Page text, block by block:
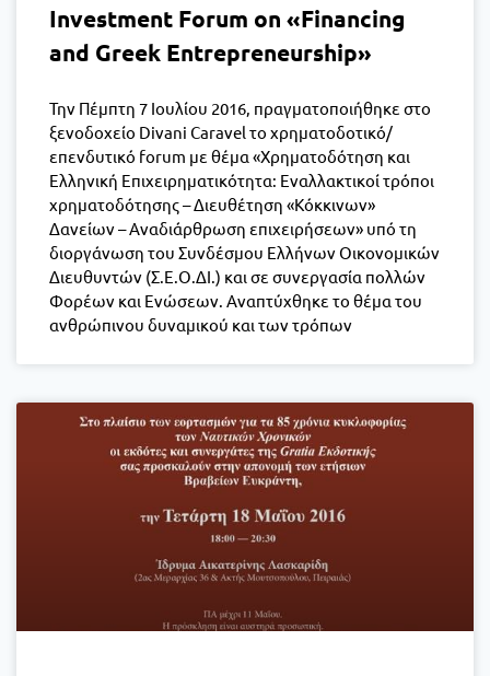
Investment Forum on «Financing
and Greek Entrepreneurship»
Την Πέμπτη 7 Ιουλίου 2016, πραγματοποιήθηκε στο
ξενοδοχείο Divani Caravel το χρηματοδοτικό/
επενδυτικό forum με θέμα «Χρηματοδότηση και
Ελληνική Επιχειρηματικότητα: Εναλλακτικοί τρόποι
χρηματοδότησης – Διευθέτηση «Κόκκινων»
Δανείων – Αναδιάρθρωση επιχειρήσεων» υπό τη
διοργάνωση του Συνδέσμου Ελλήνων Οικονομικών
Διευθυντών (Σ.Ε.Ο.ΔΙ.) και σε συνεργασία πολλών
Φορέων και Ενώσεων. Αναπτύχθηκε το θέμα του
ανθρώπινου δυναμικού και των τρόπων